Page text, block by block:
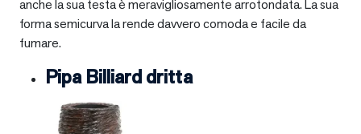
anche la sua testa è meravigliosamente arrotondata. La sua
forma semicurva la rende davvero comoda e facile da
fumare.
Pipa Billiard dritta